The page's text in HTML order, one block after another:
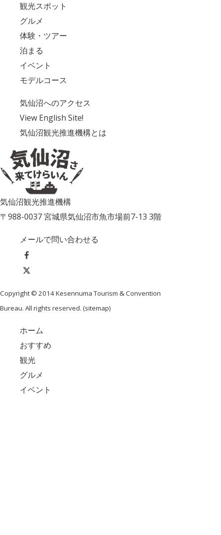
観光スポット
グルメ
体験・ツアー
泊まる
イベント
モデルコース
気仙沼へのアクセス
View English Site!
気仙沼観光推進機構とは
気仙沼観光推進機構
〒988-0037 宮城県気仙沼市魚市場前7-13 3階
メールで問い合わせる
Copyright © 2014 Kesennuma Tourism & Convention
Bureau. All rights reserved. (sitemap)
ホーム
おすすめ
観光
グルメ
イベント